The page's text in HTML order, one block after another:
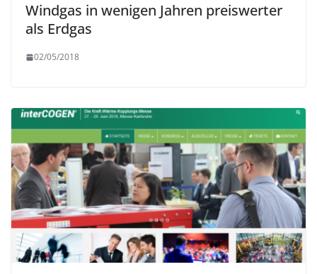
Windgas in wenigen Jahren preiswerter
als Erdgas
02/05/2018